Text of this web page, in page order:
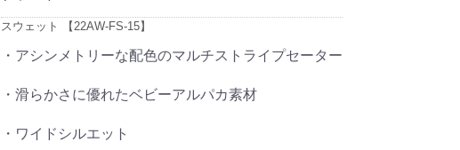
スウェット 【22AW-FS-15】
・アシンメトリーな配色のマルチストライプセーター
・滑らかさに優れたベビーアルパカ素材
・ワイドシルエット